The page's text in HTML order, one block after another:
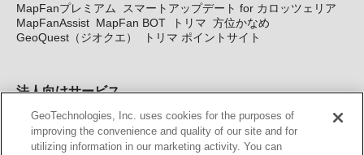
MapFanプレミアム
スマートアップデート for カロッツェリア
MapFanAssist MapFan BOT トリマ 方位かなめ
GeoQuest（ジオクエ）
トリマ ポイントサイト
法人向けサービス
法人向け地図・位置情報サービス WEBサイト・システム向け地
図API Windows PC向け地図開発キット MapFan DB 住所確認
サービス
MAP WORLD+ トリマ広告 Geo-Research
GeoTechnologies, Inc. uses cookies for the purposes of
improving the convenience and quality of our site and for
utilizing information in our marketing activity. You can